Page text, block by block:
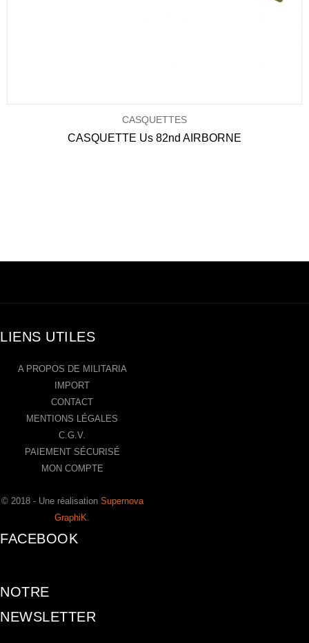
CASQUETTES
CASQUETTE Us 82nd AIRBORNE
LIENS UTILES
A PROPOS DE MILITARIA
IMPORT
CONTACT
MENTIONS LÉGALES
C.G.V.
PAIEMENT SÉCURISÉ
MON COMPTE
© 2018 - Une réalisation Supernova
GraphiK
FACEBOOK
NOTRE
NEWSLETTER